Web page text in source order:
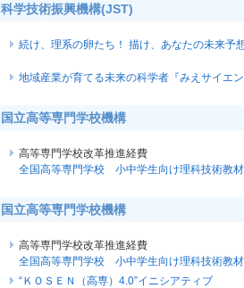
科学技術振興機構(JST)
続け、理系の卵たち！ 描け、あなたの未来予
地域産業が育てる未来の科学者『みえサイエン
国立高等専門学校機構
高等専門学校改革推進経費
全国高等専門学校 小中学生向け理科技術教材
国立高等専門学校機構
高等専門学校改革推進経費
全国高等専門学校 小中学生向け理科技術教材
“ＫＯＳＥＮ（高専）4.0”イニシアティブ